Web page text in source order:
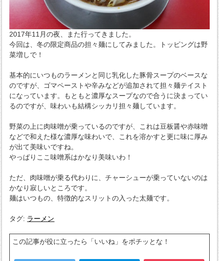
2017年11月の夜、また行ってきました。
今回は、冬の限定商品の担々麺にしてみました。トッピングは野
菜増しで！
基本的にいつものラーメンと同じ乳化した豚骨スープのベースな
のですが、ゴマペーストや辛みなどが追加されて担々麺テイスト
になっています。もともと濃厚なスープなので合うに決まってい
るのですが、味わいも結構シッカリ担々麺しています。
野菜の上に肉味噌が乗っているのですが、これは豆板醤や赤味噌
などで和えた様な濃厚な味わいで、これを溶かすと更に味に厚み
が出て美味いですね。
やっぱりここ味噌系はかなり美味いわ！
ただ、肉味噌が乗る代わりに、チャーシューが乗っていないのは
かなり寂しいところです。
麺はいつもの、特徴的なスリットの入った太麺です。
タグ: ラーメン
この記事が役に立ったら「いいね」をポチッとな！